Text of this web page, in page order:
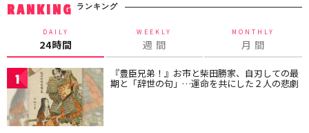
RANKING ランキング
DAILY
24時間
WEEKLY
週 間
MONTHLY
月 間
1 『豊臣兄弟！』お市と柴田勝家、自刃しての最
期と「辞世の句」…運命を共にした２人の悲劇